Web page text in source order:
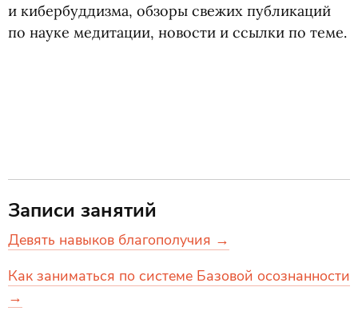
и кибербуддизма, обзоры свежих публикаций
по науке медитации, новости и ссылки по теме.
Записи занятий
Девять навыков благополучия →
Как заниматься по системе Базовой осознанности
→